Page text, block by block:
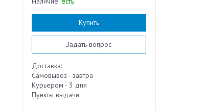
Купить
Задать вопрос
Доставка:
Самовывоз - завтра
Курьером - 3 дня
Пункты выдачи